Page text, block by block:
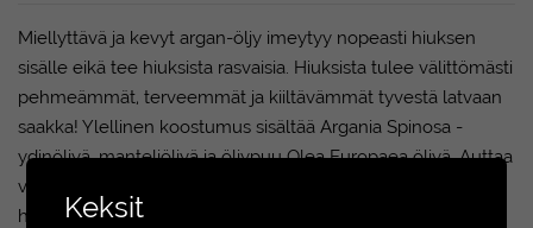
Miellyttävä ja kevyt argan-öljy imeytyy nopeasti hiuksen
sisälle eikä tee hiuksista rasvaisia. Hiuksista tulee välittömästi
pehmeämmät, terveemmät ja kiiltävämmät tyvestä latvaan
saakka! Ylellinen koostumus sisältää Argania Spinosa -
ydinöljyä, manteliöljyä ja öljypuu Olea Europaea öljyä. Auttaa
vahvistamaan hiuksia, hoitaa sekä vähentää värisävyn
haalistumista. Sopii kaikille hiustyypeille ja sisältää UV-
Keksit